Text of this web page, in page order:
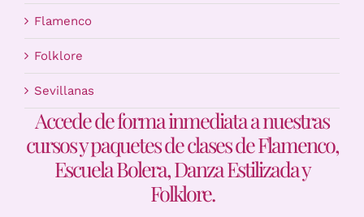
Flamenco
Folklore
Sevillanas
Accede de forma inmediata a nuestras
cursos y paquetes de clases de Flamenco,
Escuela Bolera, Danza Estilizada y
Folklore.